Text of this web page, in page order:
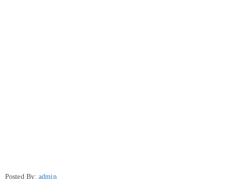
Posted By:admin